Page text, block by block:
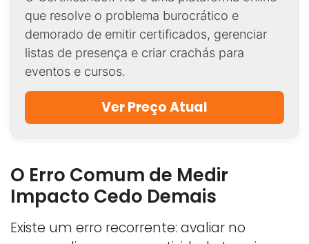
que resolve o problema burocrático e
demorado de emitir certificados, gerenciar
listas de presença e criar crachás para
eventos e cursos.
Ver Preço Atual
O Erro Comum de Medir
Impacto Cedo Demais
Existe um erro recorrente: avaliar no